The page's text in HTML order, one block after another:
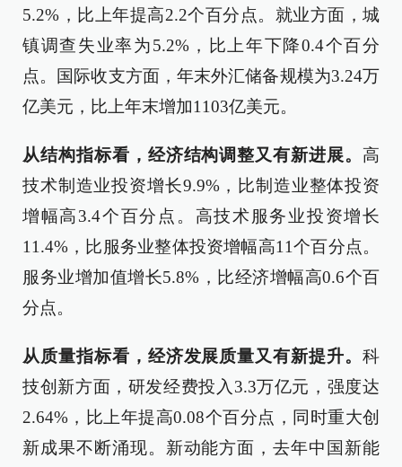
5.2%，比上年提高2.2个百分点。就业方面，城
镇调查失业率为5.2%，比上年下降0.4个百分
点。国际收支方面，年末外汇储备规模为3.24万
亿美元，比上年末增加1103亿美元。
从结构指标看，经济结构调整又有新进展。 高
技术制造业投资增长9.9%，比制造业整体投资
增幅高3.4个百分点。高技术服务业投资增长
11.4%，比服务业整体投资增幅高11个百分点。
服务业增加值增长5.8%，比经济增幅高0.6个百
分点。
从质量指标看，经济发展质量又有新提升。 科
技创新方面，研发经费投入3.3万亿元，强度达
2.64%，比上年提高0.08个百分点，同时重大创
新成果不断涌现。新动能方面，去年中国新能